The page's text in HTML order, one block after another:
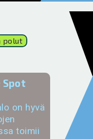
polut
Spot
on hyvä
toimii